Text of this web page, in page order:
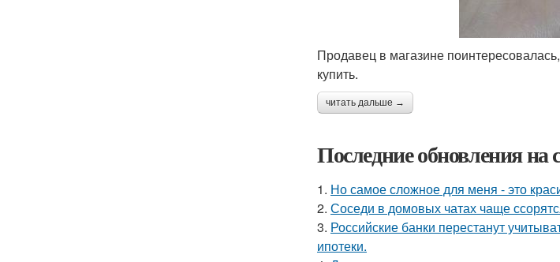
Продавец в магазине
купить.
читать дальше →
Последние обновления на
1. Но самое сложное для меня - это
2. Соседи в домовых чатах чаще
3. Российские банки перестанут
ипотеки.